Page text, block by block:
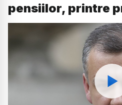
pensiilor, printre